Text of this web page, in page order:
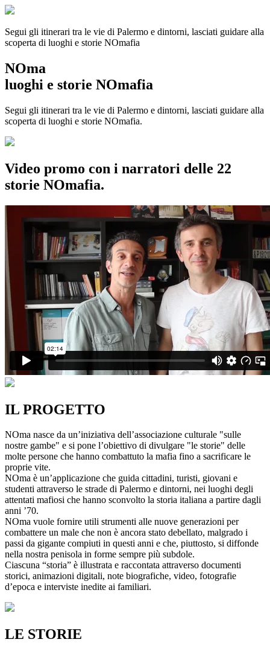
Segui gli itinerari tra le vie di Palermo e dintorni, lasciati guidare alla
scoperta di luoghi e storie NOmafia
NOma
luoghi e storie NOmafia
Segui gli itinerari tra le vie di Palermo e dintorni, lasciati guidare alla
scoperta di luoghi e storie NOmafia.
Video promo con i narratori delle 22
storie NOmafia.
IL PROGETTO
NOma nasce da un’iniziativa dell’associazione culturale "sulle
nostre gambe" e si pone l’obiettivo di divulgare "le storie" delle
molte persone che hanno combattuto la mafia fino a sacrificare le
proprie vite.
NOma è un’applicazione che guida cittadini, turisti, giovani e
studenti attraverso le strade di Palermo e dintorni, nei luoghi degli
attentati mafiosi che hanno sconvolto la storia italiana a partire dagli
anni ’70.
NOma vuole fornire utili strumenti alle nuove generazioni per
combattere un male che non è ancora stato debellato, malgrado i
passi da gigante compiuti in questi anni e che, piuttosto, si diffonde
nella nostra penisola in forme sempre più subdole.
Ciascuna “storia” è illustrata e raccontata attraverso documenti
storici, animazioni digitali, note biografiche, video, fotografie
d’epoca e interviste inedite ai familiari.
LE STORIE